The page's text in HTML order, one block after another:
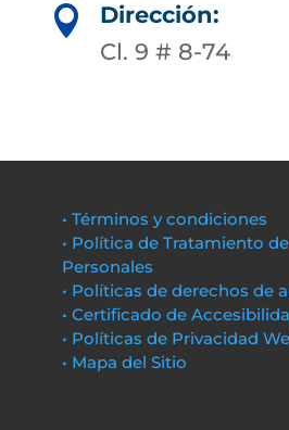

Dirección:
Cl. 9 # 8-74
• Términos y condiciones
• Política de Tratamiento
Personales
• Políticas de derechos de
• Certificado de
• Políticas de Privacidad
• Mapa del Sitio